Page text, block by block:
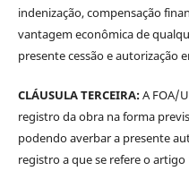
indenização, compensação
vantagem econômica de
presente cessão e autorização
CLÁUSULA TERCEIRA:A FOA/
registro da obra na forma
podendo averbar a presente
registro a que se refere o artigo